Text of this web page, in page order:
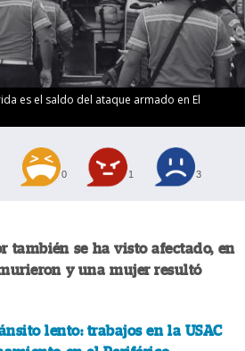
es el saldo del ataque armado en El
0 1 3
también se ha visto afectado, en
y una mujer resultó
lento: trabajos en la USAC